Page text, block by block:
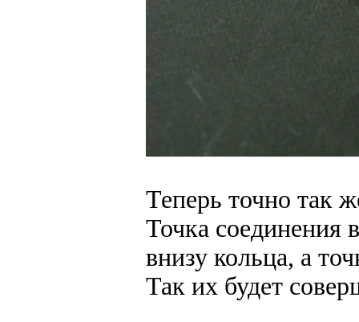
Теперь точно так
Точка соединения
внизу кольца, а
Так их будет